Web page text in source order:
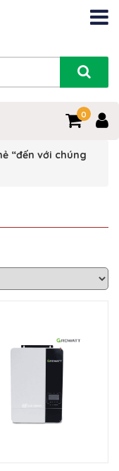
0
“đến với chúng